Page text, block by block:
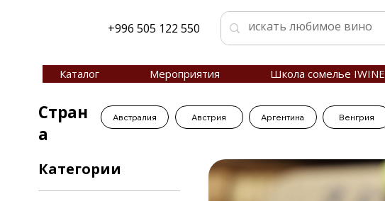
+996 505 122 550
Категории
Каталог Мероприятия Школа сомелье IWINE
Стран
а
Австралия Австрия Аргентина Венгрия